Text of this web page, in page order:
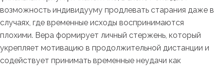
возможность индивидууму продлевать старания даже в
случаях, где временные исходы воспринимаются
плохими. Вера формирует личный стержень, который
укрепляет мотивацию в продолжительной дистанции и
содействует принимать временные неудачи как